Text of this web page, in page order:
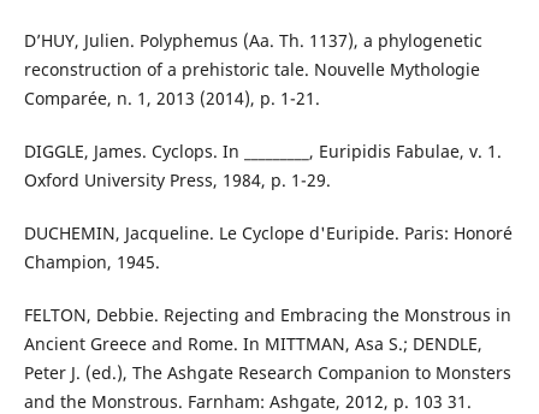
D’HUY, Julien. Polyphemus (Aa. Th. 1137), a phylogenetic
reconstruction of a prehistoric tale. Nouvelle Mythologie
Comparée, n. 1, 2013 (2014), p. 1-21.
DIGGLE, James. Cyclops. In _________, Euripidis Fabulae, v. 1.
Oxford University Press, 1984, p. 1-29.
DUCHEMIN, Jacqueline. Le Cyclope d'Euripide. Paris: Honoré
Champion, 1945.
FELTON, Debbie. Rejecting and Embracing the Monstrous in
Ancient Greece and Rome. In MITTMAN, Asa S.; DENDLE,
Peter J. (ed.), The Ashgate Research Companion to Monsters
and the Monstrous. Farnham: Ashgate, 2012, p. 103 31.